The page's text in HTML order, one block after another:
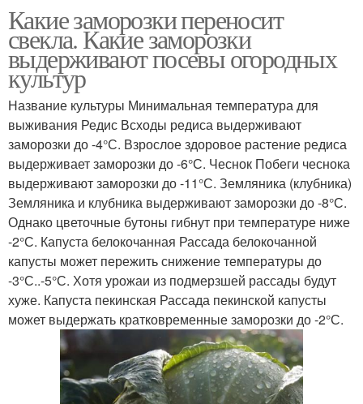
Какие заморозки переносит
свекла. Какие заморозки
выдерживают посевы огородных
культур
Название культуры Минимальная температура для
выживания Редис Всходы редиса выдерживают
заморозки до -4°С. Взрослое здоровое растение редиса
выдерживает заморозки до -6°С. Чеснок Побеги чеснока
выдерживают заморозки до -11°С. Земляника (клубника)
Земляника и клубника выдерживают заморозки до -8°С.
Однако цветочные бутоны гибнут при температуре ниже
-2°С. Капуста белокочанная Рассада белокочанной
капусты может пережить снижение температуры до
-3°С..-5°С. Хотя урожаи из подмерзшей рассады будут
хуже. Капуста пекинская Рассада пекинской капусты
может выдержать кратковременные заморозки до -2°С.